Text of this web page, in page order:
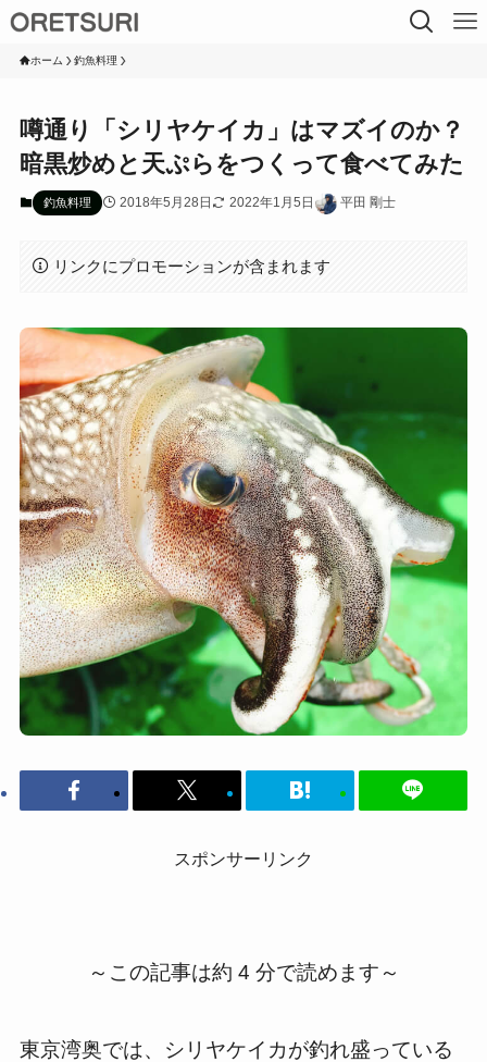
ホーム 釣魚料理
噂通り「シリヤケイカ」はマズイのか？
暗黒炒めと天ぷらをつくって食べてみた
釣魚料理 2018年5月28日 2022年1月5日 平田 剛士
リンクにプロモーションが含まれます
スポンサーリンク
～この記事は約 4 分で読めます～
東京湾奥では、シリヤケイカが釣れ盛っている